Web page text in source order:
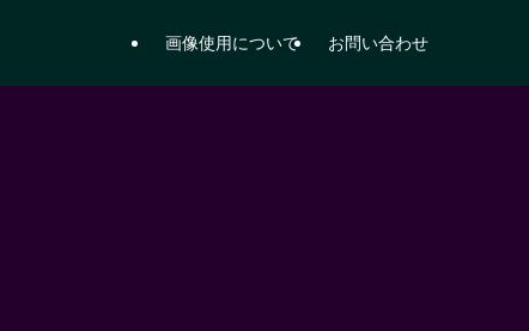
画像使用について お問い合わせ